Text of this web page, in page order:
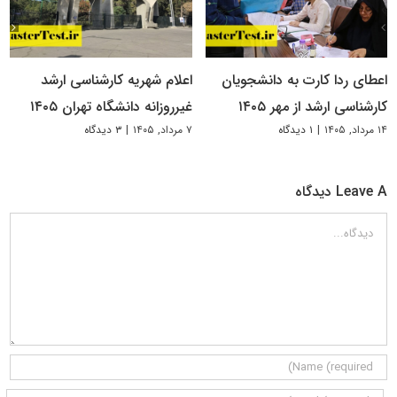
اعطای ردا کارت به دانشجویان
کارشناسی ارشد از مهر ۱۴۰۵
۱۴ مرداد, ۱۴۰۵ | ۱ دیدگاه
اعلام شهریه کارشناسی ارشد
غیرروزانه دانشگاه تهران ۱۴۰۵
۷ مرداد, ۱۴۰۵ | ۳ دیدگاه
Leave A دیدگاه
دیدگاه